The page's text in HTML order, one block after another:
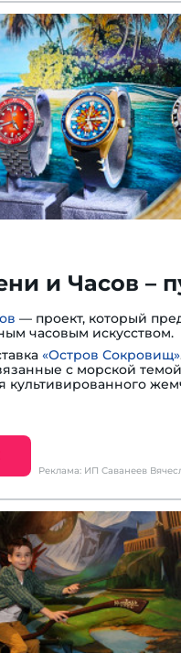
и Часов –
— проект, который
часовым искусством.
«Остров Сокровищ»
с морской
культивированного
Реклама: ИП Саванеев